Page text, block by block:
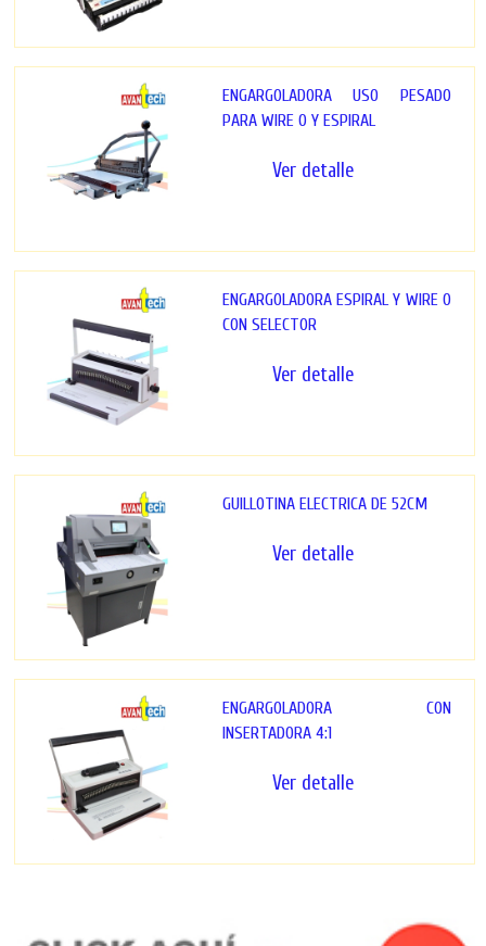
ENGARGOLADORA USO PESADO
PARA WIRE O Y ESPIRAL
Ver detalle
ENGARGOLADORA ESPIRAL Y WIRE O
CON SELECTOR
Ver detalle
GUILLOTINA ELECTRICA DE 52CM
Ver detalle
ENGARGOLADORA CON
INSERTADORA 4:1
Ver detalle